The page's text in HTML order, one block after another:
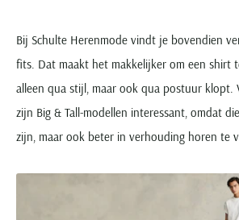
Bij Schulte Herenmode vindt je bovendien
fits. Dat maakt het makkelijker om een shirt
alleen qua stijl, maar ook qua postuur klopt.
zijn Big & Tall-modellen interessant, omdat
zijn, maar ook beter in verhouding horen te